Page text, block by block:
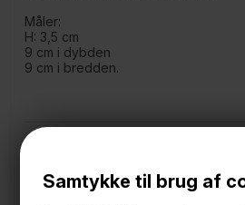
Samtykke til brug af
Måler:
H: 3,5 cm
9 cm i dybden
9 cm i bredden.
🧺 Kan du lægge varen i kurven, er